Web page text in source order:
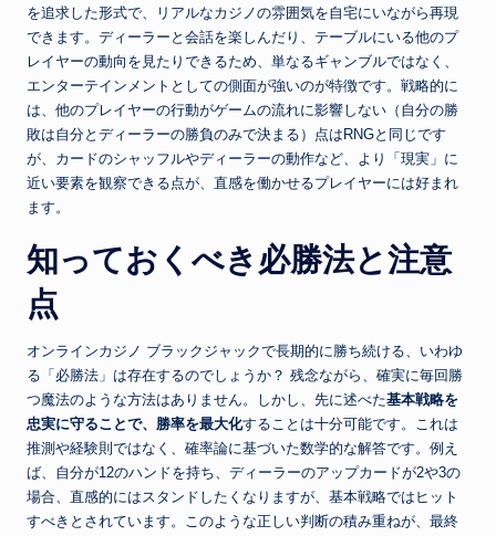
を追求した形式で、リアルなカジノの雰囲気を自宅にいながら再現
できます。ディーラーと会話を楽しんだり、テーブルにいる他のプ
レイヤーの動向を見たりできるため、単なるギャンブルではなく、
エンターテインメントとしての側面が強いのが特徴です。戦略的に
は、他のプレイヤーの行動がゲームの流れに影響しない（自分の勝
敗は自分とディーラーの勝負のみで決まる）点はRNGと同じです
が、カードのシャッフルやディーラーの動作など、より「現実」に
近い要素を観察できる点が、直感を働かせるプレイヤーには好まれ
ます。
知っておくべき必勝法と注意
点
オンラインカジノ ブラックジャックで長期的に勝ち続ける、いわゆ
る「必勝法」は存在するのでしょうか？ 残念ながら、確実に毎回勝
つ魔法のような方法はありません。しかし、先に述べた基本戦略を
忠実に守ることで、勝率を最大化することは十分可能です。これは
推測や経験則ではなく、確率論に基づいた数学的な解答です。例え
ば、自分が12のハンドを持ち、ディーラーのアップカードが2や3の
場合、直感的にはスタンドしたくなりますが、基本戦略ではヒット
すべきとされています。このような正しい判断の積み重ねが、最終